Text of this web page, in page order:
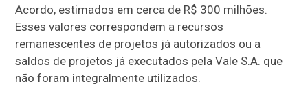
Acordo, estimados em cerca de R$ 300 milhões.
Esses valores correspondem a recursos
remanescentes de projetos já autorizados ou a
saldos de projetos já executados pela Vale S.A. que
não foram integralmente utilizados.